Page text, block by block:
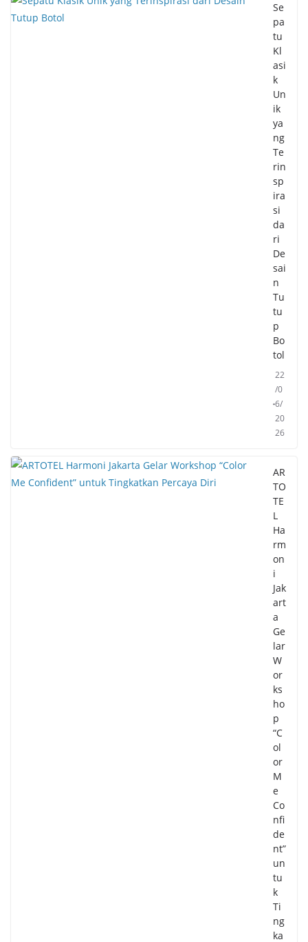
Se
pa
tu
Kl
asi
k
Un
ik
ya
ng
Te
rin
sp
ira
si
da
ri
De
sai
n
Tu
tu
p
Bo
tol
22
/0
6/
20
26
AR
TO
TE
L
Ha
rm
on
i
Jak
art
a
Ge
lar
W
or
ks
ho
p
“C
ol
or
M
e
Co
nfi
de
nt”
un
tu
k
Ti
ng
ka